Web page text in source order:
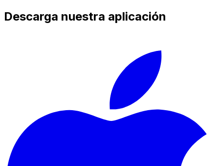
Descarga nuestra aplicación